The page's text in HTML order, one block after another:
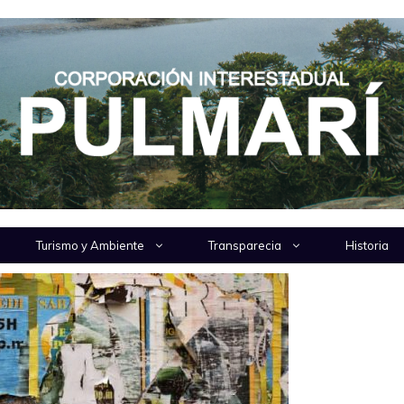
Turismo y Ambiente Transparecia Historia
Heading Four H4 Heading Five H5 Heading
time …